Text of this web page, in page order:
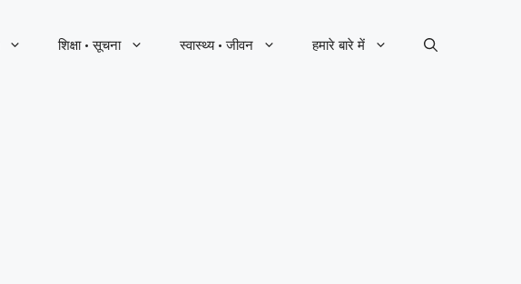
शिक्षा · सूचना स्वास्थ्य · जीवन हमारे बारे में